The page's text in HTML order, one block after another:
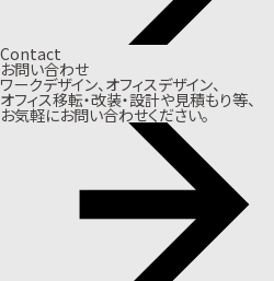
Contact
お問い合わせ
ワークデザイン、オフィスデザイン、
オフィス移転・改装・設計や見積もり等、
お気軽にお問い合わせください。